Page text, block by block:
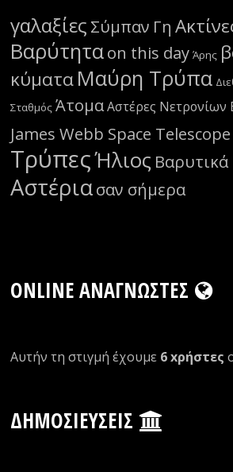
γαλαξίες Σύμπαν Γη
Βαρύτηταon this day Άρης
κύματαΜαύρη Τρύπα
Σταθμός Άτομα Αστέρες Νετρονίων
James Webb Space Telescope
ΤρύπεςΉλιος
Αστέριασαν σήμερα
ONLINE ΑΝΑΓΝΏΣΤΕΣ
Αυτήν τη στιγμή έχουμε 6 xρήστες
ΔΗΜΟΣΙΕΎΣΕΙΣ